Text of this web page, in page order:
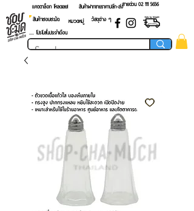
แคตตาล็อก โหลดเลย! สายด่วน 02 ​111 5656
สินค้าฝากขายราคาปลีก-ส่ง
สินค้าชอบชะมัด
หมวดหมู่
วัสดุต่าง ๆ
.... โปรโมชั่นประจำเดือน